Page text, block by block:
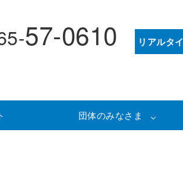
57-0610 リアルタ
団体のみなさま